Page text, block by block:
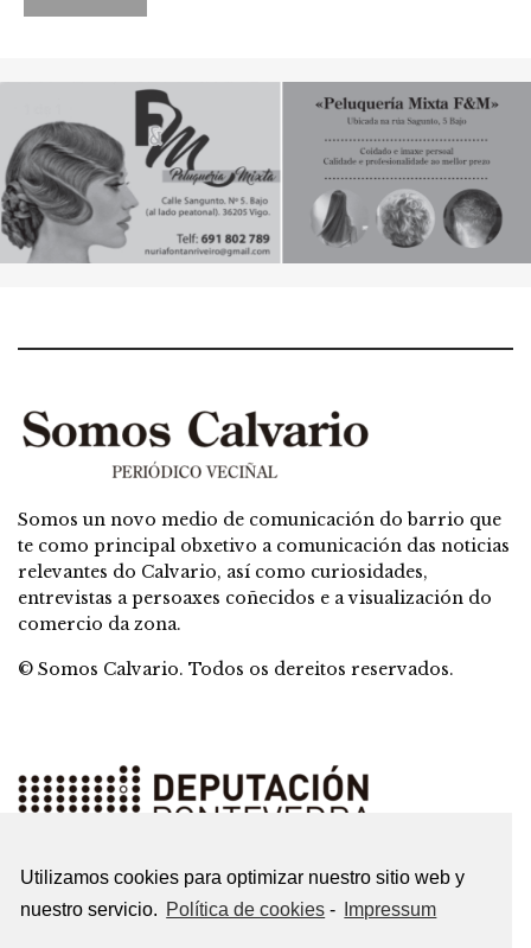
Utilizamos cookies para optimizar nuestro sitio web y
nuestro servicio. Política de cookies - Impressum
Somos un novo medio de comunicación do barrio que
te como principal obxetivo a comunicación das noticias
relevantes do Calvario, así como curiosidades,
entrevistas a persoaxes coñecidos e a visualización do
comercio da zona.
© Somos Calvario. Todos os dereitos reservados.